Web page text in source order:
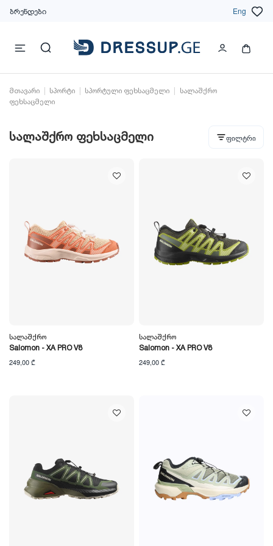
ბრენდები Eng
მთავარი სპორტი სპორტული ფეხსაცმელი
სალაშქრო
ფეხსაცმელი
სალაშქრო ფეხსაცმელი ფილტრი
Სალაშქრო
Salomon - XA PRO V8
249,00 ₾
Სალაშქრო
Salomon - XA PRO V8
249,00 ₾